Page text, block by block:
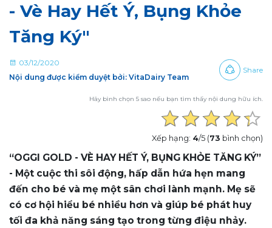
- Vè Hay Hết Ý, Bụng Khỏe
Tăng Ký"
03/12/2020
Nội dung được kiểm duyệt bởi: VitaDairy Team
Share
Hãy bình chọn 5 sao nếu bạn tìm thấy nội dung hữu ích.
Xếp hạng: 4/5 (73 bình chọn)
“OGGI GOLD - VÈ HAY HẾT Ý, BỤNG KHỎE TĂNG KÝ”
- Một cuộc thi sôi động, hấp dẫn hứa hẹn mang
đến cho bé và mẹ một sân chơi lành mạnh. Mẹ sẽ
có cơ hội hiểu bé nhiều hơn và giúp bé phát huy
tối đa khả năng sáng tạo trong từng điệu nhảy.